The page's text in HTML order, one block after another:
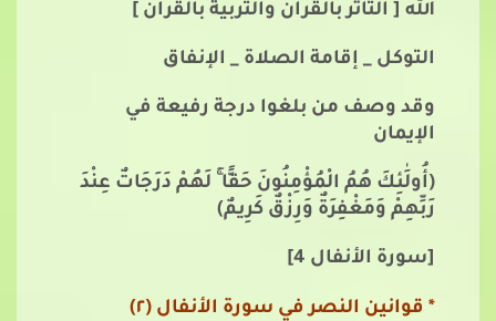
الله [ التأثر بالقرآن والتربية بالقرآن ]
التوكل _ إقامة الصلاة _ الإنفاق
وقد وصف من بلغوا درجة رفيعة في
الإيمان
(أُولَٰئِكَ هُمُ الْمُؤْمِنُونَ حَقًّا لَهُمْ دَرَجَاتٌ عِنْدَ
رَبِّهِمْ وَمَغْفِرَةٌ وَرِزْقٌ كَرِيمٌ)
[سورة اﻷنفال 4]
* قوانين النصر في سورة الأنفال (٢)